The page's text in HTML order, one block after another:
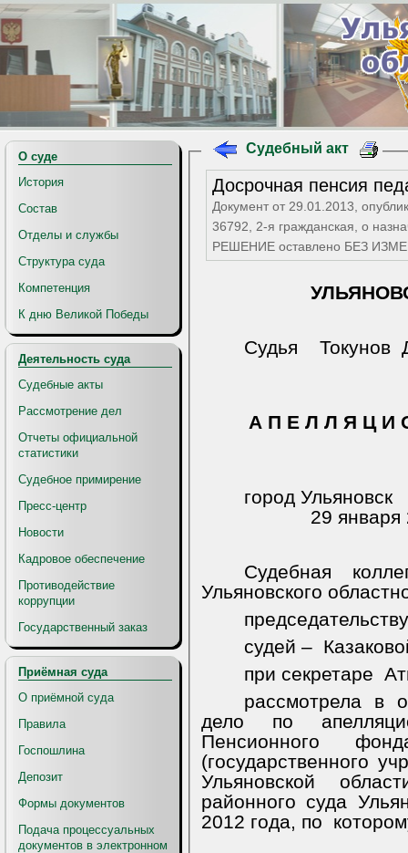
О суде
История
Состав
Отделы и службы
Структура суда
Компетенция
К дню Великой Победы
Деятельность суда
Судебные акты
Рассмотрение дел
Отчеты официальной
статистики
Судебное примирение
Пресс-центр
Новости
Кадровое обеспечение
Противодействие
коррупции
Государственный заказ
Приёмная суда
О приёмной суда
Правила
Госпошлина
Депозит
Формы документов
Подача процессуальных
документов в электронном
Судебный акт
Досрочная пенсия
Документ от 29.01.2013,
36792, 2-я гражданская, о
РЕШЕНИЕ оставлено БЕЗ
Судья
А П Е Л Л Я Ц И О Н Н О Е
город
29 января
Судебная
Ульяновского
судей –
при секретаре
рассмотрела в
дело по
Пенсионного
(государственного
Ульяновской
районного суда
2012 года, по